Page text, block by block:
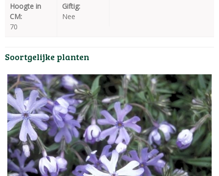
Hoogte in
CM:
70
Giftig:
Nee
Soortgelijke planten